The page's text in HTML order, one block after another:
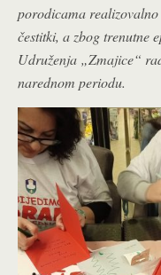
porodicama
čestitki, a zbog trenutne
Udruženja „Zmajice“
narednom periodu.